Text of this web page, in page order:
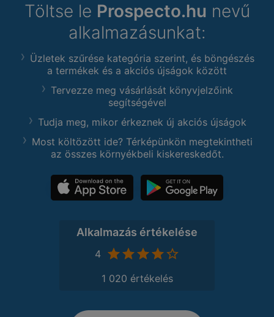
Töltse le Prospecto.hu nevű
alkalmazásunkat:
Üzletek szűrése kategória szerint, és böngészés
a termékek és a akciós újságok között
Tervezze meg vásárlását könyvjelzőink
segítségével
Tudja meg, mikor érkeznek új akciós újságok
Most költözött ide? Térképünkön megtekintheti
az összes környékbeli kiskereskedőt.
Alkalmazás értékelése
4
1 020 értékelés